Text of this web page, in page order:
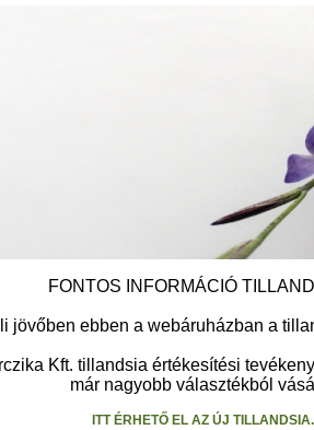
FONTOS INFORMÁCIÓ
jövőben ebben a webáruházban a
Kft. tillandsia értékesítési
már nagyobb választékból
ITT ÉRHETŐ EL AZ ÚJ